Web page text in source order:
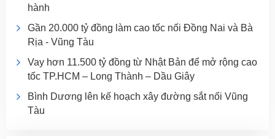
hành
Gần 20.000 tỷ đồng làm cao tốc nối Đồng Nai và Bà
Rịa - Vũng Tàu
Vay hơn 11.500 tỷ đồng từ Nhật Bản để mở rộng cao
tốc TP.HCM – Long Thành – Dầu Giây
Bình Dương lên kế hoạch xây đường sắt nối Vũng
Tàu